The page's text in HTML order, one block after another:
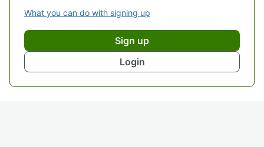
What you can do with signing up
Sign up
Login